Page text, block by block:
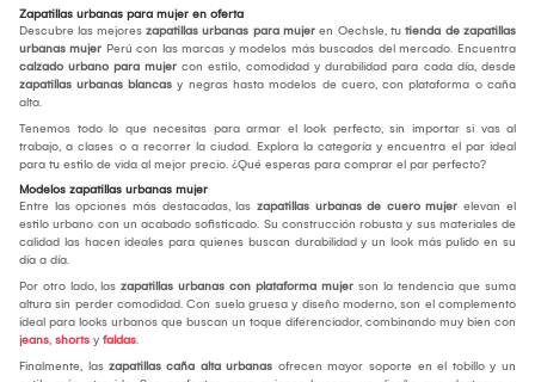
Zapatillas urbanas para mujer en oferta
Descubre las mejores zapatillas urbanas para mujer en Oechsle, tu tienda de zapatillas
urbanas mujer Perú con las marcas y modelos más buscados del mercado. Encuentra
calzado urbano para mujer con estilo, comodidad y durabilidad para cada día, desde
zapatillas urbanas blancas y negras hasta modelos de cuero, con plataforma o caña
alta.
Tenemos todo lo que necesitas para armar el look perfecto, sin importar si vas al
trabajo, a clases o a recorrer la ciudad. Explora la categoría y encuentra el par ideal
para tu estilo de vida al mejor precio. ¿Qué esperas para comprar el par perfecto?
Modelos zapatillas urbanas mujer
Entre las opciones más destacadas, las zapatillas urbanas de cuero mujer elevan el
estilo urbano con un acabado sofisticado. Su construcción robusta y sus materiales de
calidad las hacen ideales para quienes buscan durabilidad y un look más pulido en su
día a día.
Por otro lado, las zapatillas urbanas con plataforma mujer son la tendencia que suma
altura sin perder comodidad. Con suela gruesa y diseño moderno, son el complemento
ideal para looks urbanos que buscan un toque diferenciador, combinando muy bien con
jeans, shorts y faldas.
Finalmente, las zapatillas caña alta urbanas ofrecen mayor soporte en el tobillo y un